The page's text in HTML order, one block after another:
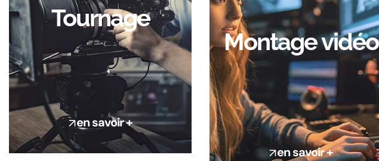
Tournage
en savoir +
Montage vidéo
en savoir +